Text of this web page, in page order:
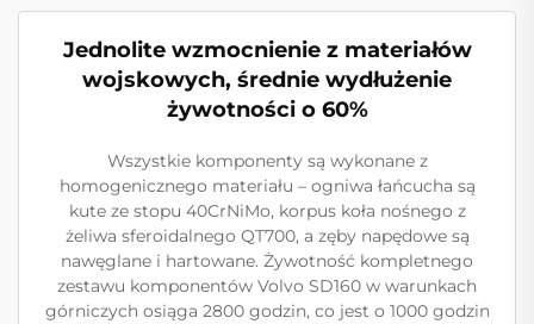
Jednolite wzmocnienie z materiałów
wojskowych, średnie wydłużenie
żywotności o 60%
Wszystkie komponenty są wykonane z
homogenicznego materiału – ogniwa łańcucha są
kute ze stopu 40CrNiMo, korpus koła nośnego z
żeliwa sferoidalnego QT700, a zęby napędowe są
nawęglane i hartowane. Żywotność kompletnego
zestawu komponentów Volvo SD160 w warunkach
górniczych osiąga 2800 godzin, co jest o 1000 godzin